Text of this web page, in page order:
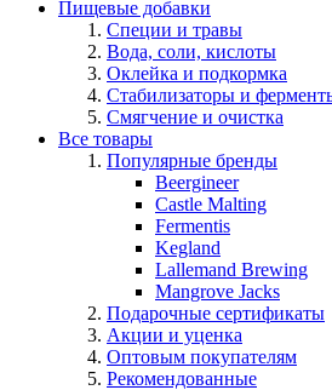
Пищевые добавки
Специи и травы
Вода, соли, кислоты
Оклейка и подкормка
Стабилизаторы и
Смягчение и очистка
Все товары
Популярные бренды
Beergineer
Castle Malting
Fermentis
Kegland
Lallemand Brewing
Mangrove Jacks
Подарочные сертификаты
Акции и уценка
Оптовым покупателям
Рекомендованные